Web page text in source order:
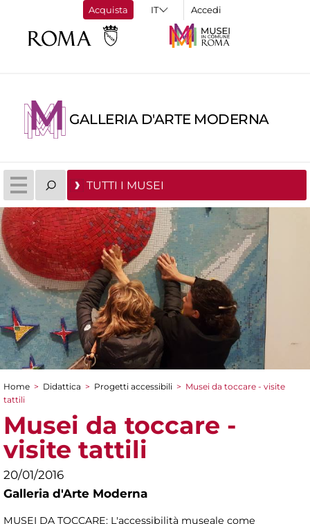
Acquista Accedi
GALLERIA D'ARTE MODERNA
TUTTI I MUSEI
Tu sei qui
Home > Didattica > Progetti accessibili > Musei da toccare - visite
tattili
Musei da toccare -
visite tattili
20/01/2016
Galleria d'Arte Moderna
MUSEI DA TOCCARE: L'accessibilità museale come